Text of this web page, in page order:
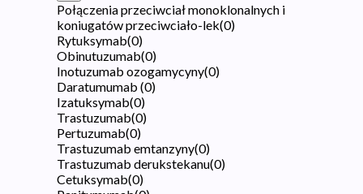
Połączenia przeciwciał monoklonalnych i
koniugatów przeciwciało-lek(0)
Rytuksymab(0)
Obinutuzumab(0)
Inotuzumab ozogamycyny(0)
Daratumumab (0)
Izatuksymab(0)
Trastuzumab(0)
Pertuzumab(0)
Trastuzumab emtanzyny(0)
Trastuzumab derukstekanu(0)
Cetuksymab(0)